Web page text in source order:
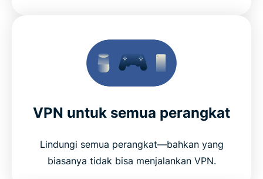
VPN untuk semua perangkat
Lindungi semua perangkat—bahkan yang
biasanya tidak bisa menjalankan VPN.